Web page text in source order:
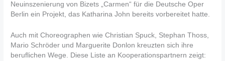
Neuinszenierung von Bizets „Carmen“ für die Deutsche Oper
Berlin ein Projekt, das Katharina John bereits vorbereitet hatte.
Auch mit Choreographen wie Christian Spuck, Stephan Thoss,
Mario Schröder und Marguerite Donlon kreuzten sich ihre
beruflichen Wege. Diese Liste an Kooperationspartnern zeigt: